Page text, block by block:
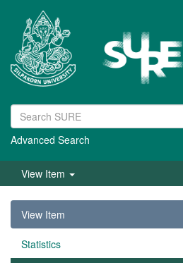
Advanced Search
View Item
View Item
Statistics